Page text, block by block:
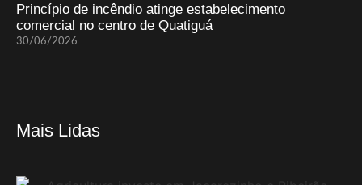
Princípio de incêndio atinge estabelecimento
comercial no centro de Quatiguá
30/06/2026
Mais Lidas